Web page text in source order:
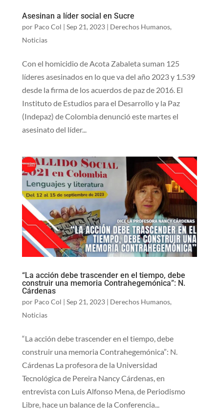
Asesinan a líder social en Sucre
por Paco Col | Sep 21, 2023| Derechos Humanos,
Noticias
Con el homicidio de Acota Zabaleta suman 125
líderes asesinados en lo que va del año 2023 y 1.539
desde la firma de los acuerdos de paz de 2016. El
Instituto de Estudios para el Desarrollo y la Paz
(Indepaz) de Colombia denunció este martes el
asesinato del líder...
“La acción debe trascender en el tiempo, debe
construir una memoria Contrahegemónica”: N.
Cárdenas
por Paco Col | Sep 21, 2023| Derechos Humanos,
Noticias
“La acción debe trascender en el tiempo, debe
construir una memoria Contrahegemónica”: N.
Cárdenas La profesora de la Universidad
Tecnológica de Pereira Nancy Cárdenas, en
entrevista con Luis Alfonso Mena, de Periodismo
Libre, hace un balance de la Conferencia...